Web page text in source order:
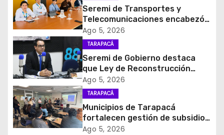
i
ó
n
d
e
e
Seremi de Transportes y
Telecomunicaciones encabezó
primera mesa de coordinación
para el retiro de cables en
desuso en Iquique
Ago 5, 2026
TARAPACÁ
Seremi de Gobierno destaca
que Ley de Reconstrucción
Nacional impulsará la inversión
y el empleo en Tarapacá
Ago 5, 2026
TARAPACÁ
Municipios de Tarapacá
fortalecen gestión de subsidios
de agua potable en jornada
Ago 5, 2026